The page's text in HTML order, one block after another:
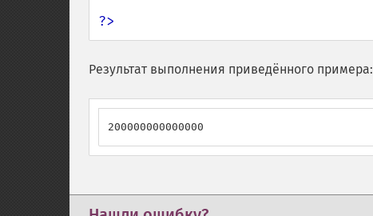
?>
Результат выполнения приведённого примера:
200000000000000